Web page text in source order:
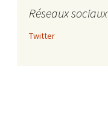
Réseaux sociaux
Twitter